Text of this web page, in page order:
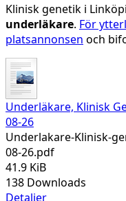
Klinisk genetik i
underläkare. För
platsannonsen och
Underläkare, Klinisk
08-26
Underlakare-Klinisk-
08-26.pdf
41.9 KiB
138 Downloads
Detaljer